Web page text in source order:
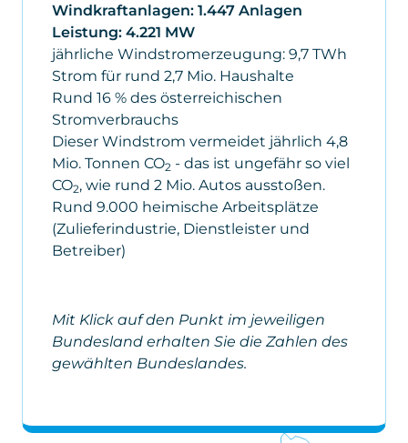
Windkraftanlagen: 1.447 Anlagen
Leistung: 4.221 MW
jährliche Windstromerzeugung: 9,7 TWh
Strom für rund 2,7 Mio. Haushalte
Rund 16 % des österreichischen
Stromverbrauchs
Dieser Windstrom vermeidet jährlich 4,8
Mio. Tonnen CO2 - das ist ungefähr so viel
CO2, wie rund 2 Mio. Autos ausstoßen.
Rund 9.000 heimische Arbeitsplätze
(Zulieferindustrie, Dienstleister und
Betreiber)
Mit Klick auf den Punkt im jeweiligen
Bundesland erhalten Sie die Zahlen des
gewählten Bundeslandes.